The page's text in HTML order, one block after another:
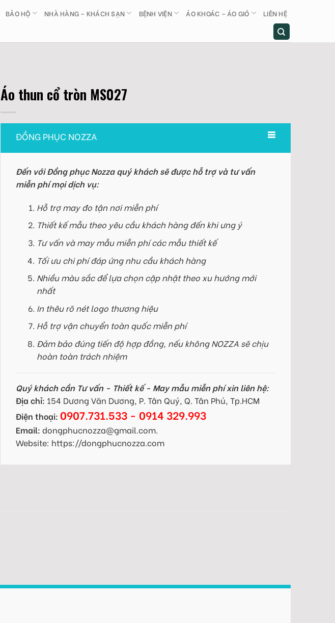
BẢO HỘ NHÀ HÀNG – KHÁCH SẠN BỆNH VIỆN ÁO KHOÁC – ÁO GIÓ LIÊN HỆ
Áo thun cổ tròn MS027
ĐỒNG PHỤC NOZZA
Đến với Đồng phục Nozza quý khách sẽ được hỗ trợ và tư vấn
miễn phí mọi dịch vụ:
Hỗ trợ may đo tận nơi miễn phí
Thiết kế mẫu theo yêu cầu khách hàng đến khi ưng ý
Tư vấn và may mẫu miễn phí các mẫu thiết kế
Tối ưu chi phí đáp ứng nhu cầu khách hàng
Nhiều màu sắc để lựa chọn cập nhật theo xu hướng mới
nhất
In thêu rõ nét logo thương hiệu
Hỗ trợ vận chuyển toàn quốc miễn phí
Đảm bảo đúng tiến độ hợp đồng, nếu không NOZZA sẽ chịu
hoàn toàn trách nhiệm
Quý khách cần Tư vấn - Thiết kế - May mẫu miễn phí xin liên hệ:
Địa chỉ: 154 Dương Văn Dương, P. Tân Quý, Q. Tân Phú, Tp.HCM
Điện thoại: 0907.731.533 - 0914 329.993
Email: dongphucnozza@gmail.com.
Website: https://dongphucnozza.com